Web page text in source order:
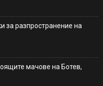
за разпространение на
мачове на Ботев,